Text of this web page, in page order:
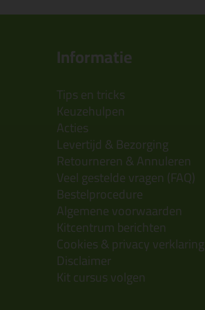
Informatie
Tips en tricks
Keuzehulpen
Acties
Levertijd & Bezorging
Retourneren & Annuleren
Veel gestelde vragen (FAQ)
Bestelprocedure
Algemene voorwaarden
Kitcentrum berichten
Cookies & privacy verklaring
Disclaimer
Kit cursus volgen